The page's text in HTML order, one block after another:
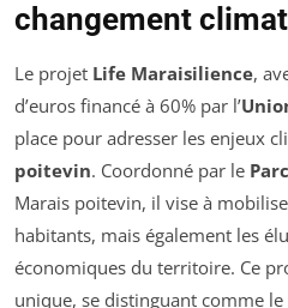
changement
Le projet Life Maraisilience,
d’euros financé à 60% par l’
place pour adresser les enjeux
poitevin. Coordonné par le
Marais poitevin, il vise à
habitants, mais également les
économiques du territoire. Ce
unique, se distinguant comme